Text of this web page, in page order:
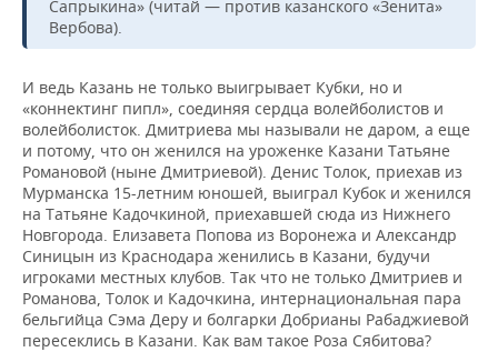
Сапрыкина» (читай — против казанского «Зенита»
Вербова).
И ведь Казань не только выигрывает Кубки, но и
«коннектинг пипл», соединяя сердца волейболистов и
волейболисток. Дмитриева мы называли не даром, а еще
и потому, что он женился на уроженке Казани Татьяне
Романовой (ныне Дмитриевой). Денис Толок, приехав из
Мурманска 15-летним юношей, выиграл Кубок и женился
на Татьяне Кадочкиной, приехавшей сюда из Нижнего
Новгорода. Елизавета Попова из Воронежа и Александр
Синицын из Краснодара женились в Казани, будучи
игроками местных клубов. Так что не только Дмитриев и
Романова, Толок и Кадочкина, интернациональная пара
бельгийца Сэма Деру и болгарки Добрианы Рабаджиевой
пересеклись в Казани. Как вам такое Роза Сябитова?